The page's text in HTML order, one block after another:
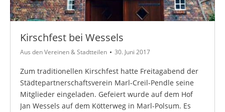
Kirschfest bei Wessels
Aus den Vereinen & Stadtteilen 30. Juni 2017
Zum traditionellen Kirschfest hatte Freitagabend der
Städtepartnerschaftsverein Marl-Creil-Pendle seine
Mitglieder eingeladen. Gefeiert wurde auf dem Hof
Jan Wessels auf dem Kötterweg in Marl-Polsum. Es